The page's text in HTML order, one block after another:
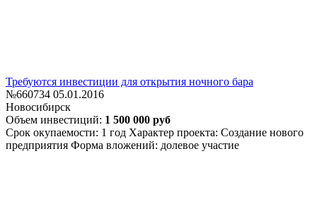
Требуются инвестиции для открытия ночного бара
№660734 05.01.2016
Новосибирск
Объем инвестиций: 1 500 000 руб
Срок окупаемости: 1 год Характер проекта: Создание нового
предприятия Форма вложений: долевое участие